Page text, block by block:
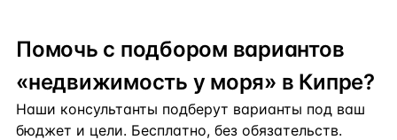
Помочь с подбором вариантов
«недвижимость у моря» в Кипре?
Наши консультанты подберут варианты под ваш
бюджет и цели. Бесплатно, без обязательств.